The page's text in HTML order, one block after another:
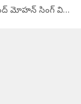
ఐఏఎస్ అసోసియేషన్ అభ్యంతరం